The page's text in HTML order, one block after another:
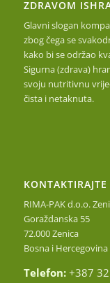
ZDRAVOM
Glavni slogan
zbog čega se
kako bi se održao
Sigurna (zdrava)
svoju nutritivnu
čista i netaknuta.
KONTAKTIRAJTE
RIMA-PAK d.o.o.
Goraždanska 55
72.000 Zenica
Bosna i Hercegovina
Telefon: +387